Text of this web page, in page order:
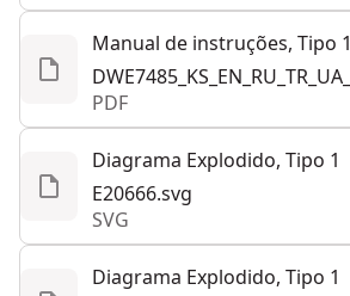
Manual de instruções, Tipo 1
PDF
Diagrama Explodido, Tipo 1
E20666.svg
SVG
Diagrama Explodido, Tipo 1